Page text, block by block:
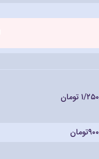
تومان